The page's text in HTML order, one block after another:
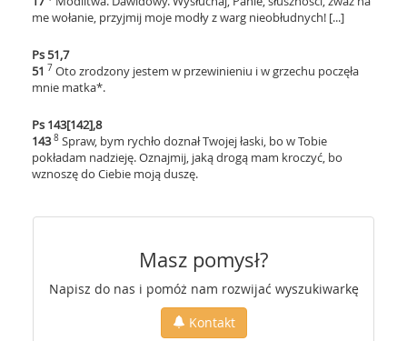
me wołanie, przyjmij moje modły z warg nieobłudnych! [...]
Ps 51,7
51 7 Oto zrodzony jestem w przewinieniu i w grzechu poczęła
mnie matka*.
Ps 143[142],8
143 8 Spraw, bym rychło doznał Twojej łaski, bo w Tobie
pokładam nadzieję. Oznajmij, jaką drogą mam kroczyć, bo
wznoszę do Ciebie moją duszę.
Masz pomysł?
Napisz do nas i pomóż nam rozwijać wyszukiwarkę
Kontakt